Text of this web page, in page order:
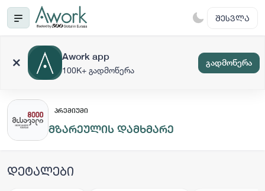
ᲨᲔᲡᲕᲚᲐ
Awork app
100K+ გადმოწერა
გადმოწერა
ᲞᲠᲔᲛᲘᲣᲛᲘ
მზარეულის დამხმარე
დეტალები